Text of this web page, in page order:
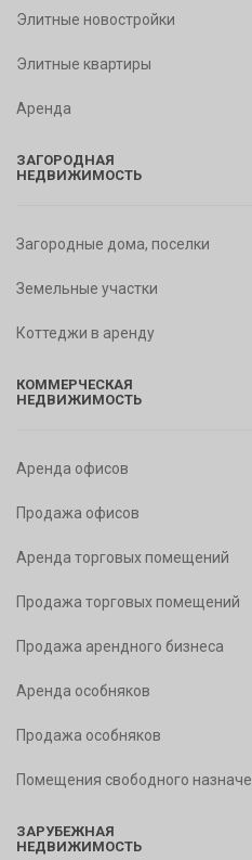
Элитные новостройки
Элитные квартиры
Аренда
ЗАГОРОДНАЯ
НЕДВИЖИМОСТЬ
Загородные дома, поселки
Земельные участки
Коттеджи в аренду
КОММЕРЧЕСКАЯ
НЕДВИЖИМОСТЬ
Аренда офисов
Продажа офисов
Аренда торговых помещений
Продажа торговых помещений
Продажа арендного бизнеса
Аренда особняков
Продажа особняков
Помещения свободного
ЗАРУБЕЖНАЯ
НЕДВИЖИМОСТЬ